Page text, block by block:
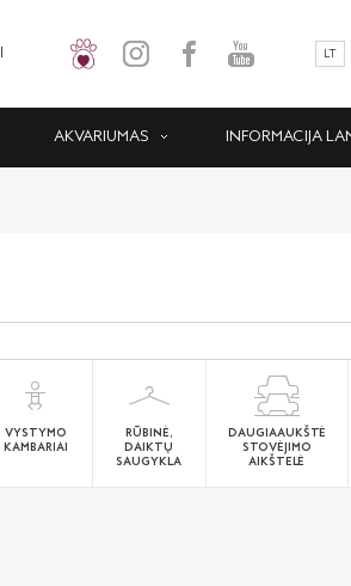
LT
AKVARIUMAS INFORMACIJA
VYSTYMO
KAMBARIAI
RŪBINĖ,
DAIKTŲ
SAUGYKLA
DAUGIAAUKŠTĖ
STOVĖJIMO
AIKŠTELĖ